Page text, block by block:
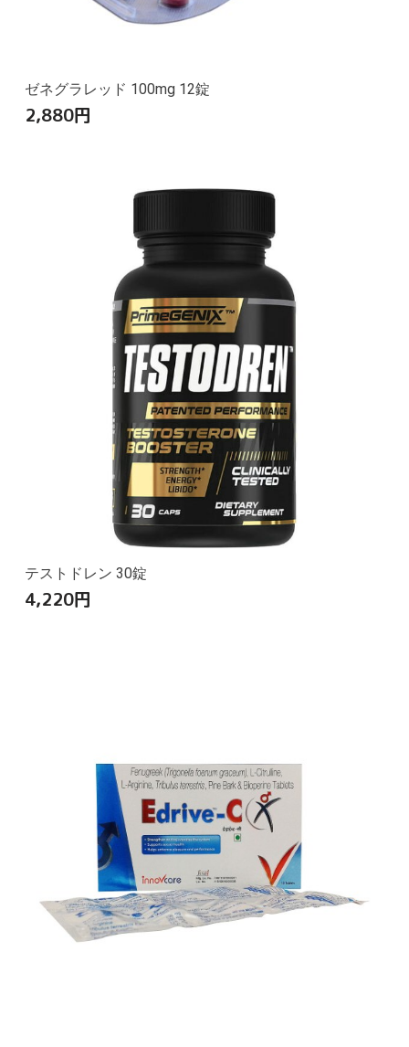
ゼネグラレッド 100mg 12錠
2,880円
テストドレン 30錠
4,220円